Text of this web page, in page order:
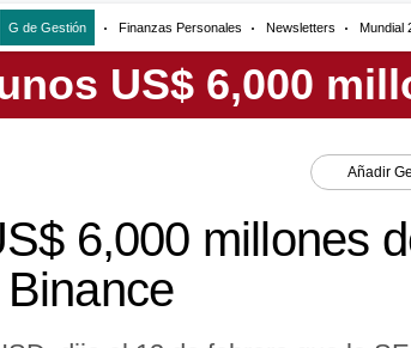
G de Gestión Finanzas Personales Newsletters Mundial
Añadir
6,000 millones